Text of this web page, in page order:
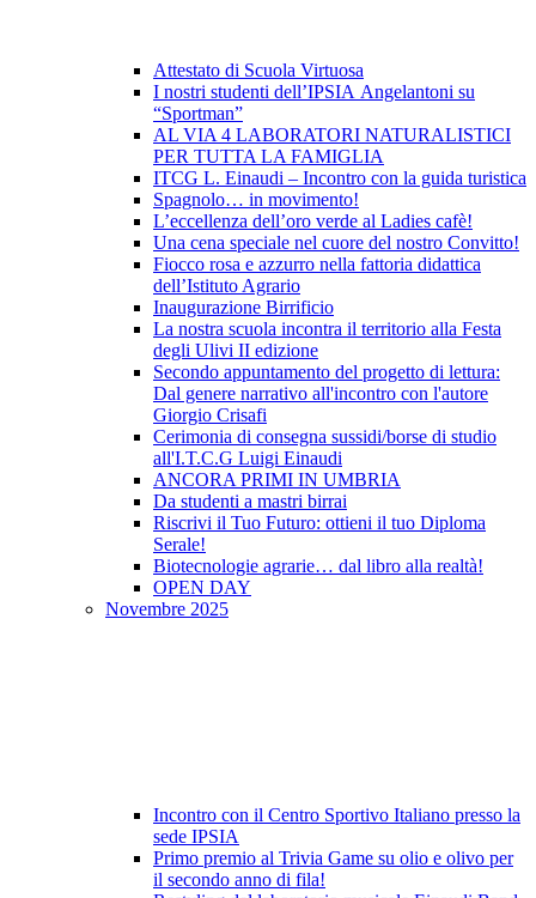
Attestato di Scuola Virtuosa
I nostri studenti dell’IPSIA Angelantoni su
“Sportman”
AL VIA 4 LABORATORI NATURALISTICI
PER TUTTA LA FAMIGLIA
ITCG L. Einaudi – Incontro con la guida turistica
Spagnolo… in movimento!
L’eccellenza dell’oro verde al Ladies cafè!
Una cena speciale nel cuore del nostro Convitto!
Fiocco rosa e azzurro nella fattoria didattica
dell’Istituto Agrario
Inaugurazione Birrificio
La nostra scuola incontra il territorio alla Festa
degli Ulivi II edizione
Secondo appuntamento del progetto di lettura:
Dal genere narrativo all'incontro con l'autore
Giorgio Crisafi
Cerimonia di consegna sussidi/borse di studio
all'I.T.C.G Luigi Einaudi
ANCORA PRIMI IN UMBRIA
Da studenti a mastri birrai
Riscrivi il Tuo Futuro: ottieni il tuo Diploma
Serale!
Biotecnologie agrarie… dal libro alla realtà!
OPEN DAY
Novembre 2025
Incontro con il Centro Sportivo Italiano presso la
sede IPSIA
Primo premio al Trivia Game su olio e olivo per
il secondo anno di fila!